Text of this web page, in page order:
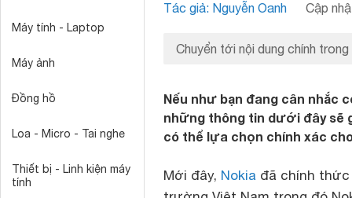
Máy tính - Laptop
Máy ảnh
Đồng hồ
Loa - Micro - Tai nghe
Thiết bị - Linh kiện máy
tính
Tác giả: Nguyễn Oanh Cập
Chuyển tới nội dung chính trong
Nếu như bạn đang cân nhắc
những thông tin dưới đây sẽ
có thể lựa chọn chính xác
Mới đây, Nokia đã chính thức